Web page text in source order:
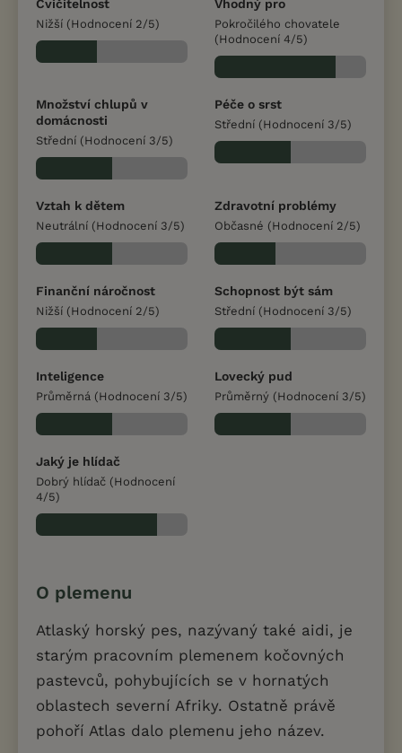
Cvičitelnost
Nižší (Hodnocení 2/5)
Vhodný pro
Pokročilého chovatele
(Hodnocení 4/5)
Množství chlupů v
domácnosti
Střední (Hodnocení 3/5)
Péče o srst
Střední (Hodnocení 3/5)
Vztah k dětem
Neutrální (Hodnocení 3/5)
Zdravotní problémy
Občasné (Hodnocení 2/5)
Finanční náročnost
Nižší (Hodnocení 2/5)
Schopnost být sám
Střední (Hodnocení 3/5)
Inteligence
Průměrná (Hodnocení 3/5)
Lovecký pud
Průměrný (Hodnocení 3/5)
Jaký je hlídač
Dobrý hlídač (Hodnocení
4/5)
O plemenu
Atlaský horský pes, nazývaný také aidi, je
starým pracovním plemenem kočovných
pastevců, pohybujících se v hornatých
oblastech severní Afriky. Ostatně právě
pohoří Atlas dalo plemenu jeho název.